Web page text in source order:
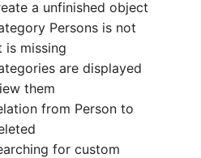
Laufwerk
Listener
Lizenzschlüssel
Logbuch
Server
Service
SIM-Karte
Speichersystem
a unfinished object
Persons is not
is missing
are displayed
them
from Person to
for custom